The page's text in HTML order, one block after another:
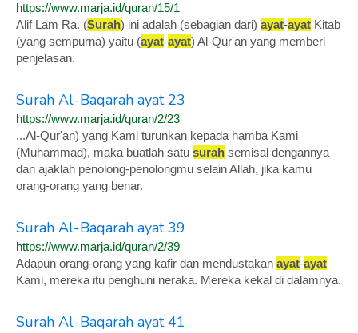
https://www.marja.id/quran/15/1
Alif Lam Ra. (Surah) ini adalah (sebagian dari) ayat-ayat Kitab
(yang sempurna) yaitu (ayat-ayat) Al-Qur'an yang memberi
penjelasan.
Surah Al-Baqarah ayat 23
https://www.marja.id/quran/2/23
...Al-Qur'an) yang Kami turunkan kepada hamba Kami
(Muhammad), maka buatlah satu surah semisal dengannya
dan ajaklah penolong-penolongmu selain Allah, jika kamu
orang-orang yang benar.
Surah Al-Baqarah ayat 39
https://www.marja.id/quran/2/39
Adapun orang-orang yang kafir dan mendustakan ayat-ayat
Kami, mereka itu penghuni neraka. Mereka kekal di dalamnya.
Surah Al-Baqarah ayat 41